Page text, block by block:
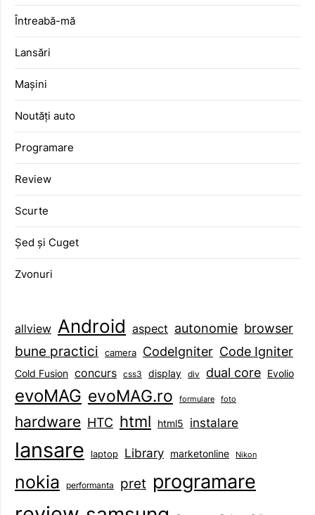
Întreabă-mă
Lansări
Mașini
Noutăți auto
Programare
Review
Scurte
Șed și Cuget
Zvonuri
allview Android aspect autonomie browser
bune practici camera CodeIgniter Code Igniter
Cold Fusion concurs css3 display div dual core Evolio
evoMAG evoMAG.ro formulare foto
hardware HTC html html5 instalare
lansare laptop Library marketonline Nikon
nokia performanta pret programare